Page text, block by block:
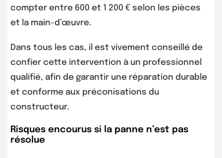
compter entre 600 et 1 200 € selon les pièces
et la main-d’œuvre.
Dans tous les cas, il est vivement conseillé de
confier cette intervention à un professionnel
qualifié, afin de garantir une réparation durable
et conforme aux préconisations du
constructeur.
Risques encourus si la panne n’est pas
résolue